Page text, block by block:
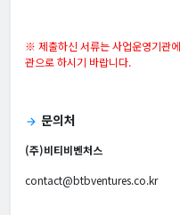
※ 제출하신 서류는 사업운영기관
관으로 하시기 바랍니다.
arrow_forward 문의처
(주)비티비벤처스
contact@btbventures.co.kr